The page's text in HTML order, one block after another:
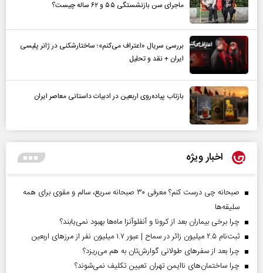
ماجرای سن بازنشستگی ۵۵ و ۶۲ ساله چیست؟
بررسی سریال «اعتراف می‌کنم»؛ ساختارشکنی در ژانر پلیسی
ایران + نقد و تحلیل
بازتاب پیاده‌روی اربعین در ادبیات داستانی معاصر ایران
اخبار ویژه
صبحانه چی درست کنم؟ معرفی ۳۰ صبحانه سریع، سالم و مقوی برای همه
سلیقه‌ها
چرا برخی بیماران بعد از کرونا و آنفلوآنزا ماه‌ها بهبود نمی‌یابند؟
ثبت‌نام ۲.۵ میلیون زائر در سماح | عبور ۱.۷ میلیون نفر از مرز‌های اربعین
چرا بعد از سفرهای طولانی گوارش‌تان به هم می‌ریزد؟
چرا ساختمان‌های ناایمن تهران تعیین تکلیف نمی‌شوند؟